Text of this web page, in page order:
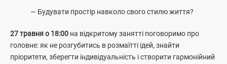
— Будувати простір навколо свого стилю життя?
27 травня о 18:00 на відкритому занятті поговоримо про
головне:як не розгубитись в розмаїтті ідей, знайти
пріоритети, зберегти індивідуальність і створити гармонійний